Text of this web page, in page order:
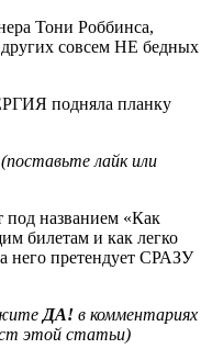
Тони Роббинса,
совсем НЕ бедных
подняла планку
(поставьте лайк или
под названием «Как
билетам и как легко
него претендует СРАЗУ
ДА! в комментариях
этой статьи)